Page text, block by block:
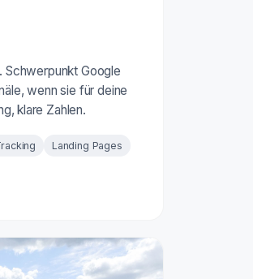
Schwerpunkt Google
wenn sie für deine
klare Zahlen.
Landing Pages